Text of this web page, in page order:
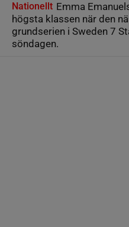
Nationellt Emma
högsta klassen när den
grundserien i Sweden 7
söndagen.